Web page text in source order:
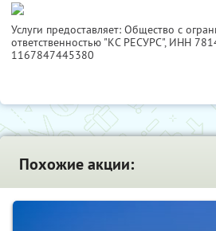
Услуги предоставляет: Общество с
ответственностью "КС РЕСУРС", ИНН
1167847445380
Похожие акции: